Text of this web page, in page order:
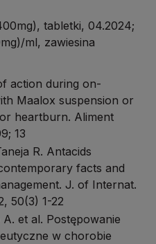
tabletki, 04.2024;
ml, zawiesina
action during on-
Maalox suspension or
heartburn. Aliment
13
R. Antacids
facts and
J. of Internat.
50(3) 1-22
et al. Postępowanie
w chorobie